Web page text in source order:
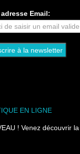
Email:
EN LIGNE
! Venez découvrir la